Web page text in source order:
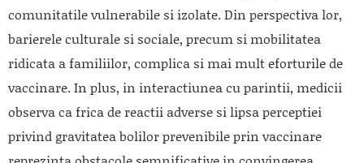
comunitatile vulnerabile si izolate. Din perspectiva lor,
barierele culturale si sociale, precum si mobilitatea
ridicata a familiilor, complica si mai mult eforturile de
vaccinare. In plus, in interactiunea cu parintii, medicii
observa ca frica de reactii adverse si lipsa perceptiei
privind gravitatea bolilor prevenibile prin vaccinare